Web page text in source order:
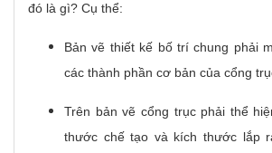
đó là gì? Cụ thể:
Bản vẽ thiết kế bố trí chung phải
các thành phần cơ bản của cổng
Trên bản vẽ cổng trục phải thể
thước chế tạo và kích thước lắp